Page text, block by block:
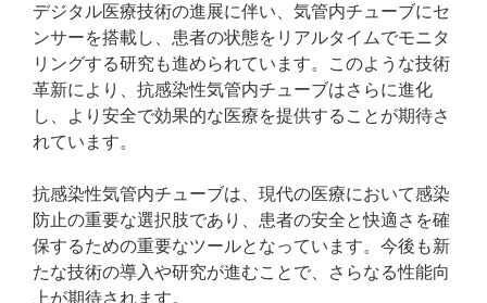
デジタル医療技術の進展に伴い、気管内チューブにセ
ンサーを搭載し、患者の状態をリアルタイムでモニタ
リングする研究も進められています。このような技術
革新により、抗感染性気管内チューブはさらに進化
し、より安全で効果的な医療を提供することが期待さ
れています。
抗感染性気管内チューブは、現代の医療において感染
防止の重要な選択肢であり、患者の安全と快適さを確
保するための重要なツールとなっています。今後も新
たな技術の導入や研究が進むことで、さらなる性能向
上が期待されます。